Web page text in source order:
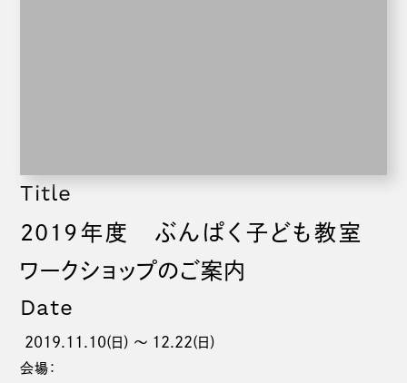
Title
2019年度 ぶんぱく子ども教室
ワークショップのご案内
Date
2019.11.10(日) 〜 12.22(日)
会場：